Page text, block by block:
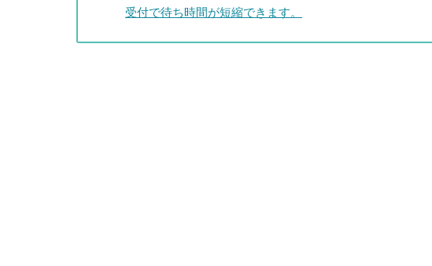
受付で待ち時間が短縮できます。